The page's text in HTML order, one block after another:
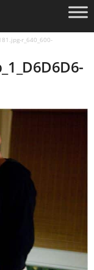
r_640_600-